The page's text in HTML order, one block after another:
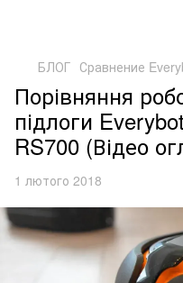
БЛОГ Сравнение
Порівняння
підлоги
RS700 (Відео
1 лютого 2018